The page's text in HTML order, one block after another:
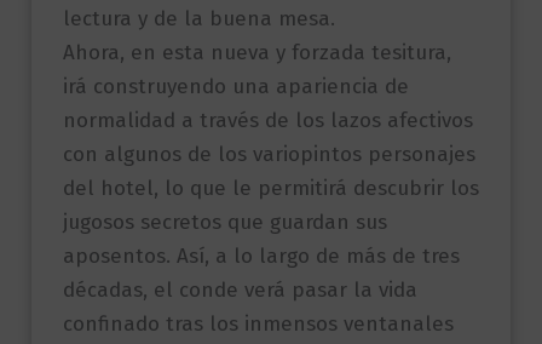
lectura y de la buena mesa.
Ahora, en esta nueva y forzada tesitura,
irá construyendo una apariencia de
normalidad a través de los lazos afectivos
con algunos de los variopintos personajes
del hotel, lo que le permitirá descubrir los
jugosos secretos que guardan sus
aposentos. Así, a lo largo de más de tres
décadas, el conde verá pasar la vida
confinado tras los inmensos ventanales